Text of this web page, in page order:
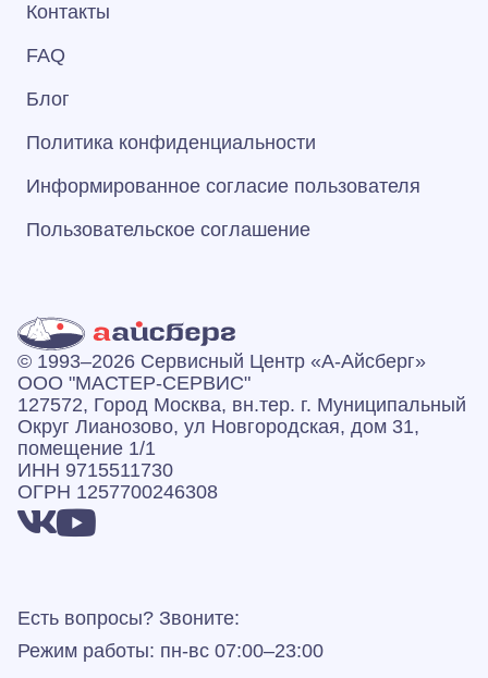
Контакты
FAQ
Блог
Политика конфиденциальности
Информированное согласие пользователя
Пользовательское соглашение
© 1993–2026 Сервисный Центр «А‑Айсберг»
ООО "МАСТЕР-СЕРВИС"
127572, Город Москва, вн.тер. г. Муниципальный
Округ Лианозово, ул Новгородская, дом 31,
помещение 1/1
ИНН 9715511730
ОГРН 1257700246308
Есть вопросы? Звоните:
Режим работы: пн-вс 07:00–23:00